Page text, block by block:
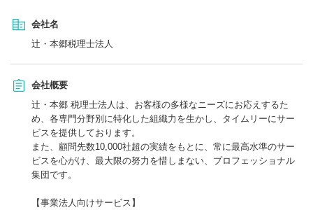
会社名
辻・本郷税理士法人
会社概要
辻・本郷 税理士法人は、お客様の多様なニーズにお応えするた
め、各専門分野別に特化した組織力を生かし、タイムリーにサー
ビスを提供しております。
また、顧問先数10,000社超の実績をもとに、常に最高水準のサー
ビスを心がけ、最大限の努力を惜しまない、プロフェッショナル
集団です。
【事業法人向けサービス】